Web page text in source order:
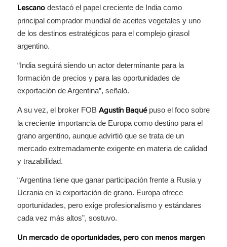
Lescanodestacó el papel creciente de India como
principal comprador mundial de aceites vegetales y uno
de los destinos estratégicos para el complejo girasol
argentino.
“India seguirá siendo un actor determinante para la
formación de precios y para las oportunidades de
exportación de Argentina”, señaló.
A su vez, el broker FOB Agustín Baquépuso el foco sobre
la creciente importancia de Europa como destino para el
grano argentino, aunque advirtió que se trata de un
mercado extremadamente exigente en materia de calidad
y trazabilidad.
“Argentina tiene que ganar participación frente a Rusia y
Ucrania en la exportación de grano. Europa ofrece
oportunidades, pero exige profesionalismo y estándares
cada vez más altos”, sostuvo.
Un mercado de oportunidades, pero con menos margen